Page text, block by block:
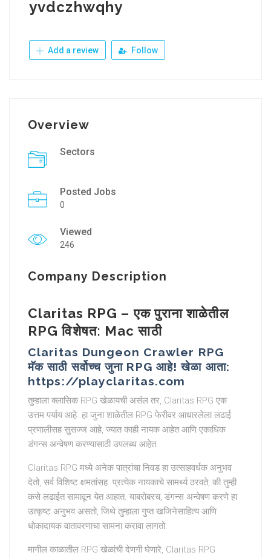
yvdczhwqhy
Add a review Follow
Overview
Sectors
Posted Jobs
0
Viewed
246
Company Description
Claritas RPG – एक पुराना शाळेतील
RPG विशेषत: Mac साठी
Claritas Dungeon Crawler RPG
मॅक साठी सर्वोच्च जुना RPG आहे! खेळा आता:
https://playclaritas.com
तुम्हाला क्लासिक RPG खेळायची असंल तर, Claritas RPG एक
उत्तम पर्याय आहे. हा जुना शाळेतील RPG फेरीवर आधारलेला लढाई
प्रणालीसह सुसज्ज आहे, ज्यात काही नायक आहेत आणि एकाधिक
डंगन्स अन्वेषण करण्यासाठी उपलब्ध आहेत.
Claritas RPG मध्ये अनेक पात्रांचा निवड हा उत्साहवर्धक अनुभव
देतो, सर्व विशिष्ट क्षमतांसह. प्रत्येक नायकाचे सामर्थ्य ठरवते, की तुम्ही
कसे लढाईत सामावून येत आहात. याबरोबरच, डंगन्स अन्वेषण करणे हा
उत्कृष्ट अनुभव असतो, जिथे तुम्हाला गुप्त खजिनेसाहित्य आणि
धोकादायक वातावरणाचा सामना करावा लागतो.
मागील काळातील RPG खेळांची देणगी घेणारे, Claritas RPG